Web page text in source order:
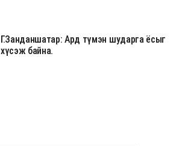
Г.Занданшатар: Ард түмэн шударга ёсыг
хүсэж байна.